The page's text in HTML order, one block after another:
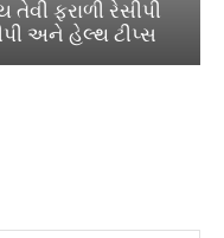
ફરાળી રેસીપી
અને હેલ્થ ટીપ્સ